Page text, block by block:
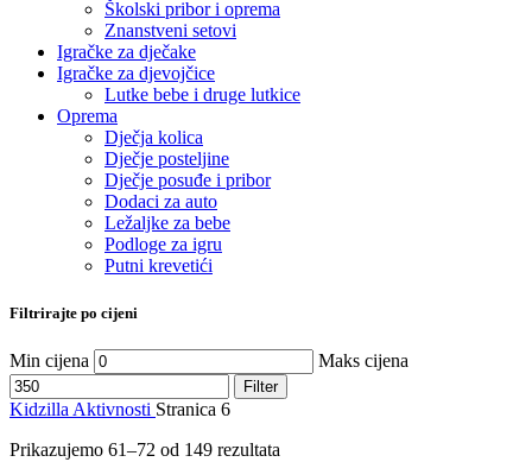
Školski pribor i oprema
Znanstveni setovi
Igračke za dječake
Igračke za djevojčice
Lutke bebe i druge lutkice
Oprema
Dječja kolica
Dječje posteljine
Dječje posuđe i pribor
Dodaci za auto
Ležaljke za bebe
Podloge za igru
Putni krevetići
Filtrirajte po cijeni
Min cijena Maks cijena
Filter
Kidzilla Aktivnosti Stranica 6
Prikazujemo 61–72 od 149 rezultata